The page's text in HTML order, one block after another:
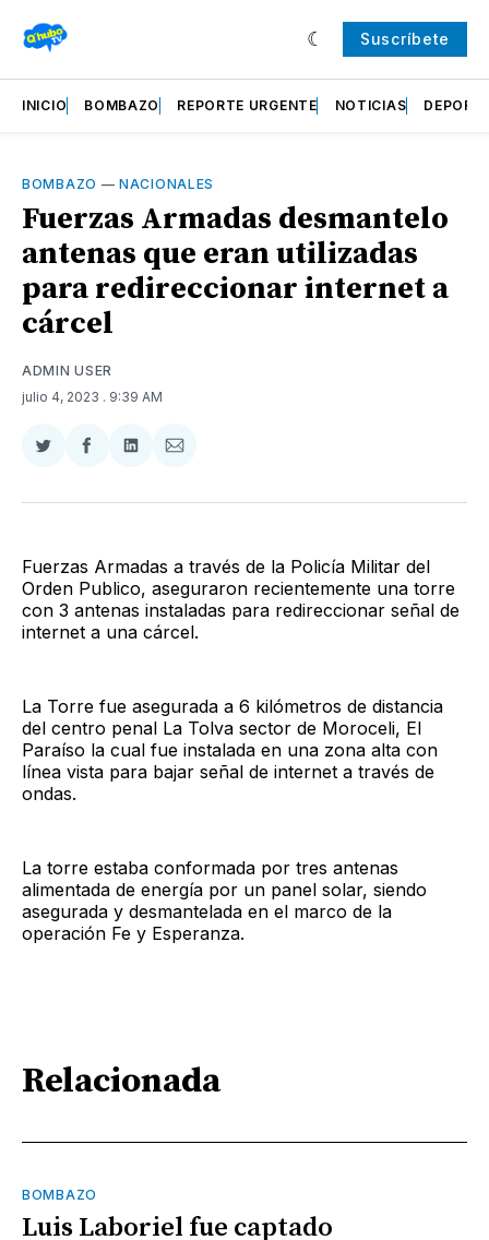
Suscríbete
INICIO BOMBAZO REPORTE URGENTE NOTICIAS
BOMBAZO —NACIONALES
Fuerzas Armadas desmantelo
antenas que eran utilizadas
para redireccionar internet a
cárcel
ADMIN USER
julio 4, 2023 . 9:39 AM
Compartir
Twitter
Compartir
Facebook
Compartir
LinkedIn
Compartir
Email
Fuerzas Armadas a través de la Policía Militar del
Orden Publico, aseguraron recientemente una torre
con 3 antenas instaladas para redireccionar señal de
internet a una cárcel.
La Torre fue asegurada a 6 kilómetros de distancia
del centro penal La Tolva sector de Moroceli, El
Paraíso la cual fue instalada en una zona alta con
línea vista para bajar señal de internet a través de
ondas.
La torre estaba conformada por tres antenas
alimentada de energía por un panel solar, siendo
asegurada y desmantelada en el marco de la
operación Fe y Esperanza.
Relacionada
BOMBAZO
Luis Laboriel fue captado